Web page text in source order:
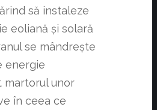
să instaleze
eoliană și solară
se mândrește
energie
martorul unor
în ceea ce